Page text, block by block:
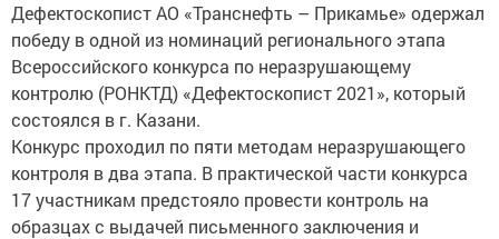
Дефектоскопист АО «Транснефть – Прикамье» одержал
победу в одной из номинаций регионального этапа
Всероссийского конкурса по неразрушающему
контролю (РОНКТД) «Дефектоскопист 2021», который
состоялся в г. Казани.
Конкурс проходил по пяти методам неразрушающего
контроля в два этапа. В практической части конкурса
17 участникам предстояло провести контроль на
образцах с выдачей письменного заключения и